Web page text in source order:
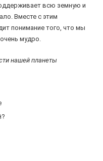
всю земную и
Вместе с этим
понимание того, что мы
мудро.
нашей планеты